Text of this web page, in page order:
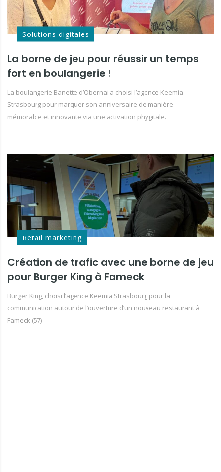
Solutions digitales
La borne de jeu pour réussir un temps
fort en boulangerie !
La boulangerie Banette d’Obernai a choisi l’agence Keemia
Strasbourg pour marquer son anniversaire de manière
mémorable et innovante via une activation phygitale.
Retail marketing
Création de trafic avec une borne de jeu
pour Burger King à Fameck
Burger King, choisi l’agence Keemia Strasbourg pour la
communication autour de l’ouverture d’un nouveau restaurant à
Fameck (57)